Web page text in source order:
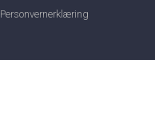
Personvernerklæring